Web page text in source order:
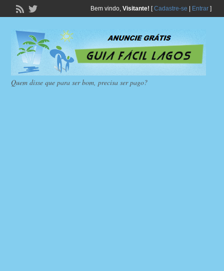
Bem vindo, Visitante! [Cadastre-se Entrar]
Quem disse que para ser bom, precisa ser pago?